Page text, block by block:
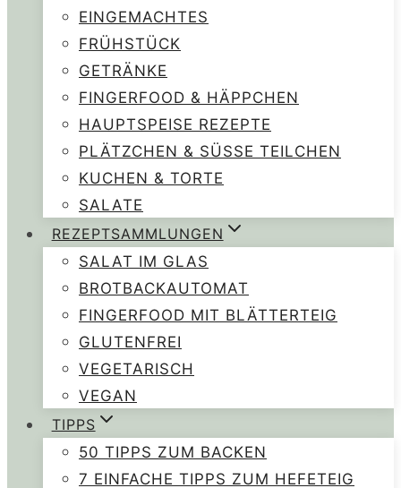
EINGEMACHTES
FRÜHSTÜCK
GETRÄNKE
FINGERFOOD & HÄPPCHEN
HAUPTSPEISE REZEPTE
PLÄTZCHEN & SÜSSE TEILCHEN
KUCHEN & TORTE
SALATE
REZEPTSAMMLUNGEN
SALAT IM GLAS
BROTBACKAUTOMAT
FINGERFOOD MIT BLÄTTERTEIG
GLUTENFREI
VEGETARISCH
VEGAN
TIPPS
50 TIPPS ZUM BACKEN
7 EINFACHE TIPPS ZUM HEFETEIG